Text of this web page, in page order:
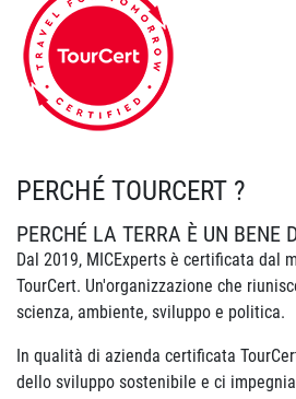
PERCHÉ TOURCERT ?
PERCHÉ LA TERRA È UN BENE
Dal 2019, MICExperts è certificata dal
TourCert. Un'organizzazione che
scienza, ambiente, sviluppo e politica.
In qualità di azienda certificata
dello sviluppo sostenibile e ci